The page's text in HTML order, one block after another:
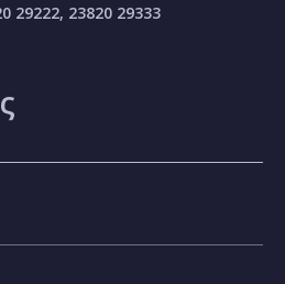
29222, 23820 29333